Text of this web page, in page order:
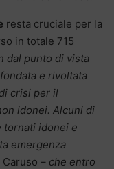
resta cruciale per la
in totale 715
dal punto di vista
e rivoltata
crisi per il
idonei. Alcuni di
tornati idonei e
emergenza
– che entro